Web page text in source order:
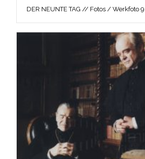
DER NEUNTE TAG // Fotos / Werkfoto 9